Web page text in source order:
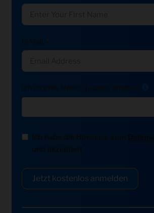
E-Mail
Ich möchte News-Updates erhalten:
Ich habe die Hinweise zum
und akzeptiert.
Jetzt kostenlos anmelden